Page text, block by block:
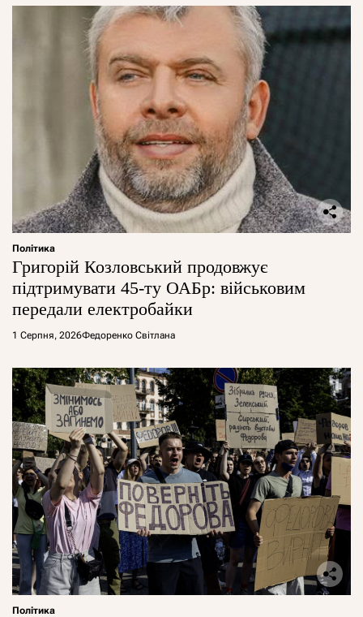
Політика
Григорій Козловський продовжує
підтримувати 45-ту ОАБр: військовим
передали електробайки
1 Серпня, 2026Федоренко Світлана
Політика